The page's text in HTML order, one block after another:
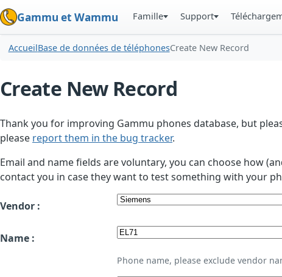
Gammu et Wammu Famille Support
AccueilBase de données de téléphonesCreate New Record
Create New Record
Thank you for improving Gammu phones database, but
please report them in the bug tracker.
Email and name fields are voluntary, you can choose how
contact you in case they want to test something with your
Vendor :
Name :
Phone name, please exclude vendor